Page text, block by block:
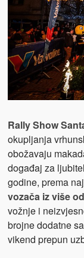
Rally Show
okupljanja
obožavaju
događaj za
godine, prema
vozača iz više
vožnje i
brojne dodatne
vikend prepun